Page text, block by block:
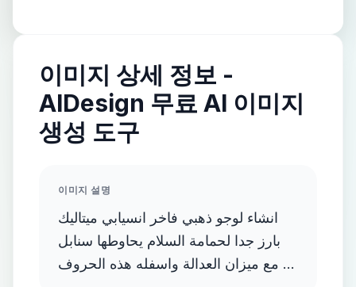
이미지 상세 정보 -
AIDesign 무료 AI 이미지
생성 도구
이미지 설명
انشاء لوجو ذهبي فاخر انسيابي ميتاليك
بارز جدا لحمامة السلام يحاوطها سنابل
مع ميزان العدالة واسفله هذه الحروف D